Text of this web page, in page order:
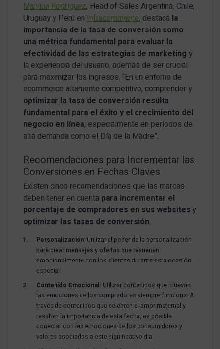
Malvina Rodríguez, Head of Sales Argentina, Chile,
Uruguay y Perú enInfracommerce, destaca la
importancia de la tasa de conversión como
una métrica fundamental para evaluar la
efectividad de las estrategias de marketing y
la experiencia del usuario, además de ser crucial
para maximizar los ingresos. “En un entorno de
ecommerce altamente competitivo, comprender y
optimizar la tasa de conversión resulta
fundamental para el éxito y el crecimiento del
negocio en línea, especialmente en períodos de
alta demanda como el Día de la Madre”.
Recomendaciones para Incrementar las
Conversiones en Fechas Claves
Existen cinco recomendaciones que las marcas
deben tener en cuenta para incrementar el
porcentaje de compradores en sus websites y
optimizar las tasas de conversión.
Personalización: Utilizar el poder de la personalización
para crear mensajes y ofertas que resuenen
emocionalmente con los clientes durante esta ocasión
especial.
Contenido Emocional: Utilizar contenidos que muevan
las emociones de los compradores siempre funciona. A
través de contenidos que celebren el amor maternal y
resalten la importancia de esta fecha, es posible
conectar con las emociones de los consumidores y
valores asociados a este significativo día.